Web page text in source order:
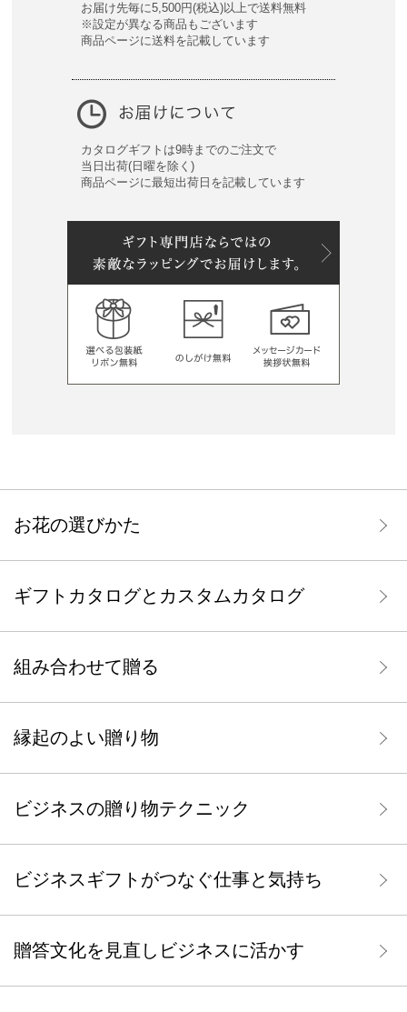
お届け先毎に5,500円(税込)以上で送料無料
※設定が異なる商品もございます
商品ページに送料を記載しています
カタログギフトは9時までのご注文で
当日出荷(日曜を除く)
商品ページに最短出荷日を記載しています
お花の選びかた
ギフトカタログとカスタムカタログ
組み合わせて贈る
縁起のよい贈り物
ビジネスの贈り物テクニック
ビジネスギフトがつなぐ仕事と気持ち
贈答文化を見直しビジネスに活かす